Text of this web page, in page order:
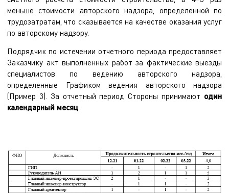
меньше стоимости авторского надзора, определенной по
трудозатратам, что сказывается на качестве оказания услуг
по авторскому надзору.
Подрядчик по истечении отчетного периода предоставляет
Заказчику акт выполненных работ за фактические выезды
специалистов по ведению авторского надзора,
определенные Графиком ведения авторского надзора
(Пример 3). За отчетный период Стороны принимают один
календарный месяц